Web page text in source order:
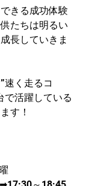
きる成功体験
たちは明るい
長していきま
速く走るコ
で活躍している
す！